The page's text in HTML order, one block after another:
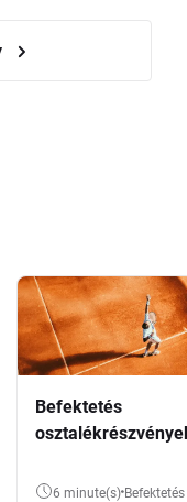
Befektetés
6 minute(s) Befektetés